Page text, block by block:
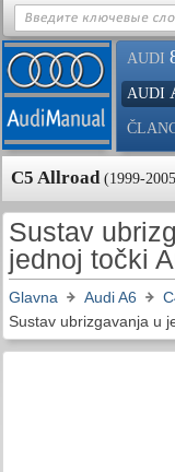
AUDI
AUDI
C5 Allroad (1999-
Sustav
jednoj točki
Glavna Audi A6
Sustav ubrizgavanja u